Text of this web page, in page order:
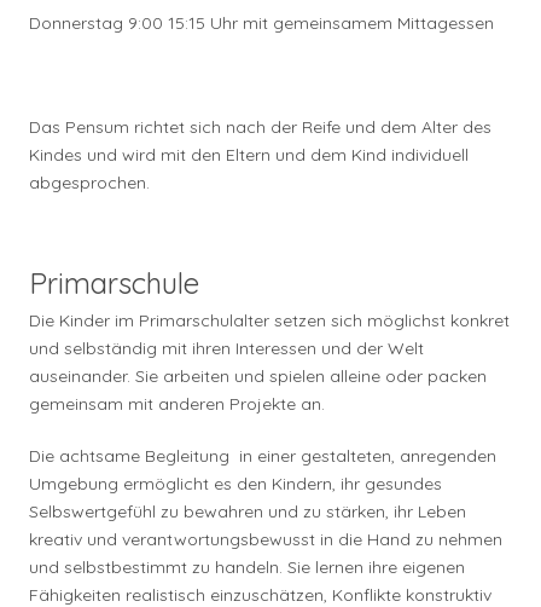
Donnerstag 9:00 15:15 Uhr mit gemeinsamem Mittagessen
Das Pensum richtet sich nach der Reife und dem Alter des
Kindes und wird mit den Eltern und dem Kind individuell
abgesprochen.
Primarschule
Die Kinder im Primarschulalter setzen sich möglichst konkret
und selbständig mit ihren Interessen und der Welt
auseinander. Sie arbeiten und spielen alleine oder packen
gemeinsam mit anderen Projekte an.
Die achtsame Begleitung in einer gestalteten, anregenden
Umgebung ermöglicht es den Kindern, ihr gesundes
Selbswertgefühl zu bewahren und zu stärken, ihr Leben
kreativ und verantwortungsbewusst in die Hand zu nehmen
und selbstbestimmt zu handeln. Sie lernen ihre eigenen
Fähigkeiten realistisch einzuschätzen, Konflikte konstruktiv